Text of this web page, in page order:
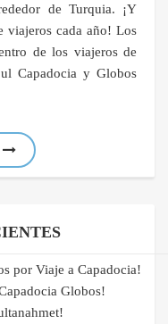
de Turquia. ¡Y
viajeros cada año! Los
de los viajeros de
Capadocia y Globos
por Viaje a Capadocia!
Globos!